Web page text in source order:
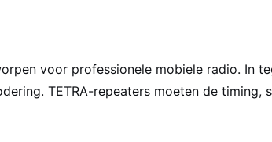
voor professionele mobiele radio. In
TETRA-repeaters moeten de timing,